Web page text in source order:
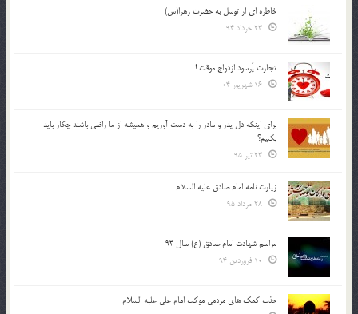
خاطره ای از توسل به حضرت زهرا(س)
تجارت پُرسود ازدواج موقت !
براي اينكه دل پدر و مادر را به دست آوريم و هميشه از ما راضي باشند چكار بايد
بكنيم؟
زیارت نامه امام صادق علیه السلام
مراسم شهادت امام صادق (ع) سال 93
جذب کمک های مردمی موکب امام علی علیه السلام